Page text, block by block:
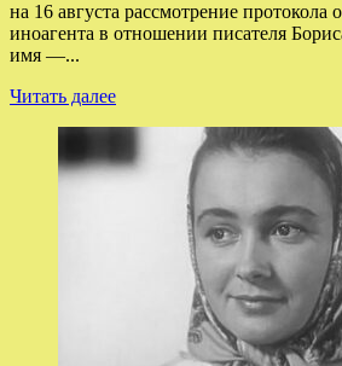
на 16 августа рассмотрение
иноагента в отношении писателя
имя —...
Читать далееПрочитать
Суд
16 августа
рассмотрит
Акунина
о нарушении
деятельности
иноагента